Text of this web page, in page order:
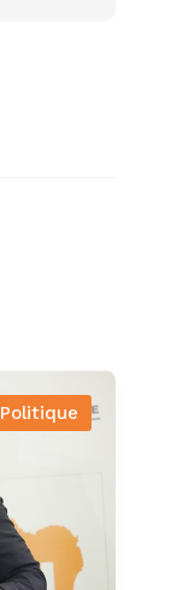
Politique